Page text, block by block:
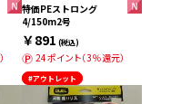
特価PEストロング
4/150m2号
￥891 (税込)
24ポイント（3％還元）
#アウトレット